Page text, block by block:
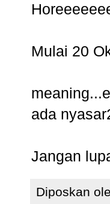
Mulai 20
ada
Jangan
Diposkan